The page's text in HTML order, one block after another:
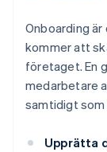
Onboarding
kommer att
företaget. En
medarbetare
samtidigt
Upprätta